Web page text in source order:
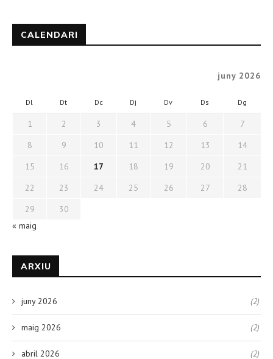
CALENDARI
juny 2026
Dl Dt Dc Dj Dv Ds Dg
1 2 3 4 5 6
7
8
9 10 11 12 13
14
15
16 17 18 19 20
21
22
23 24 25 26 27
28
29
30
« maig
ARXIU
juny 2026 (2)
maig 2026 (2)
abril 2026 (2)